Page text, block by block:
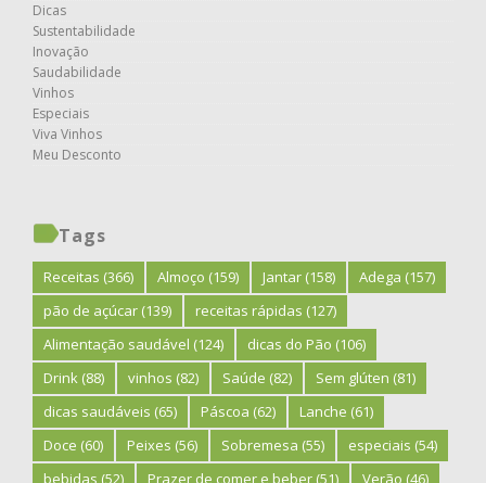
Dicas
Sustentabilidade
Inovação
Saudabilidade
Vinhos
Especiais
Viva Vinhos
Meu Desconto
Tags
Receitas (366) Almoço (159) Jantar (158) Adega (157)
pão de açúcar (139) receitas rápidas (127)
Alimentação saudável (124) dicas do Pão (106)
Drink (88) vinhos (82) Saúde (82) Sem glúten (81)
dicas saudáveis (65) Páscoa (62) Lanche (61)
Doce (60) Peixes (56) Sobremesa (55) especiais (54)
bebidas (52) Prazer de comer e beber (51) Verão (46)